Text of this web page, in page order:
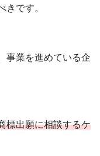
きです。
事業を進めている企
標出願に相談するケ